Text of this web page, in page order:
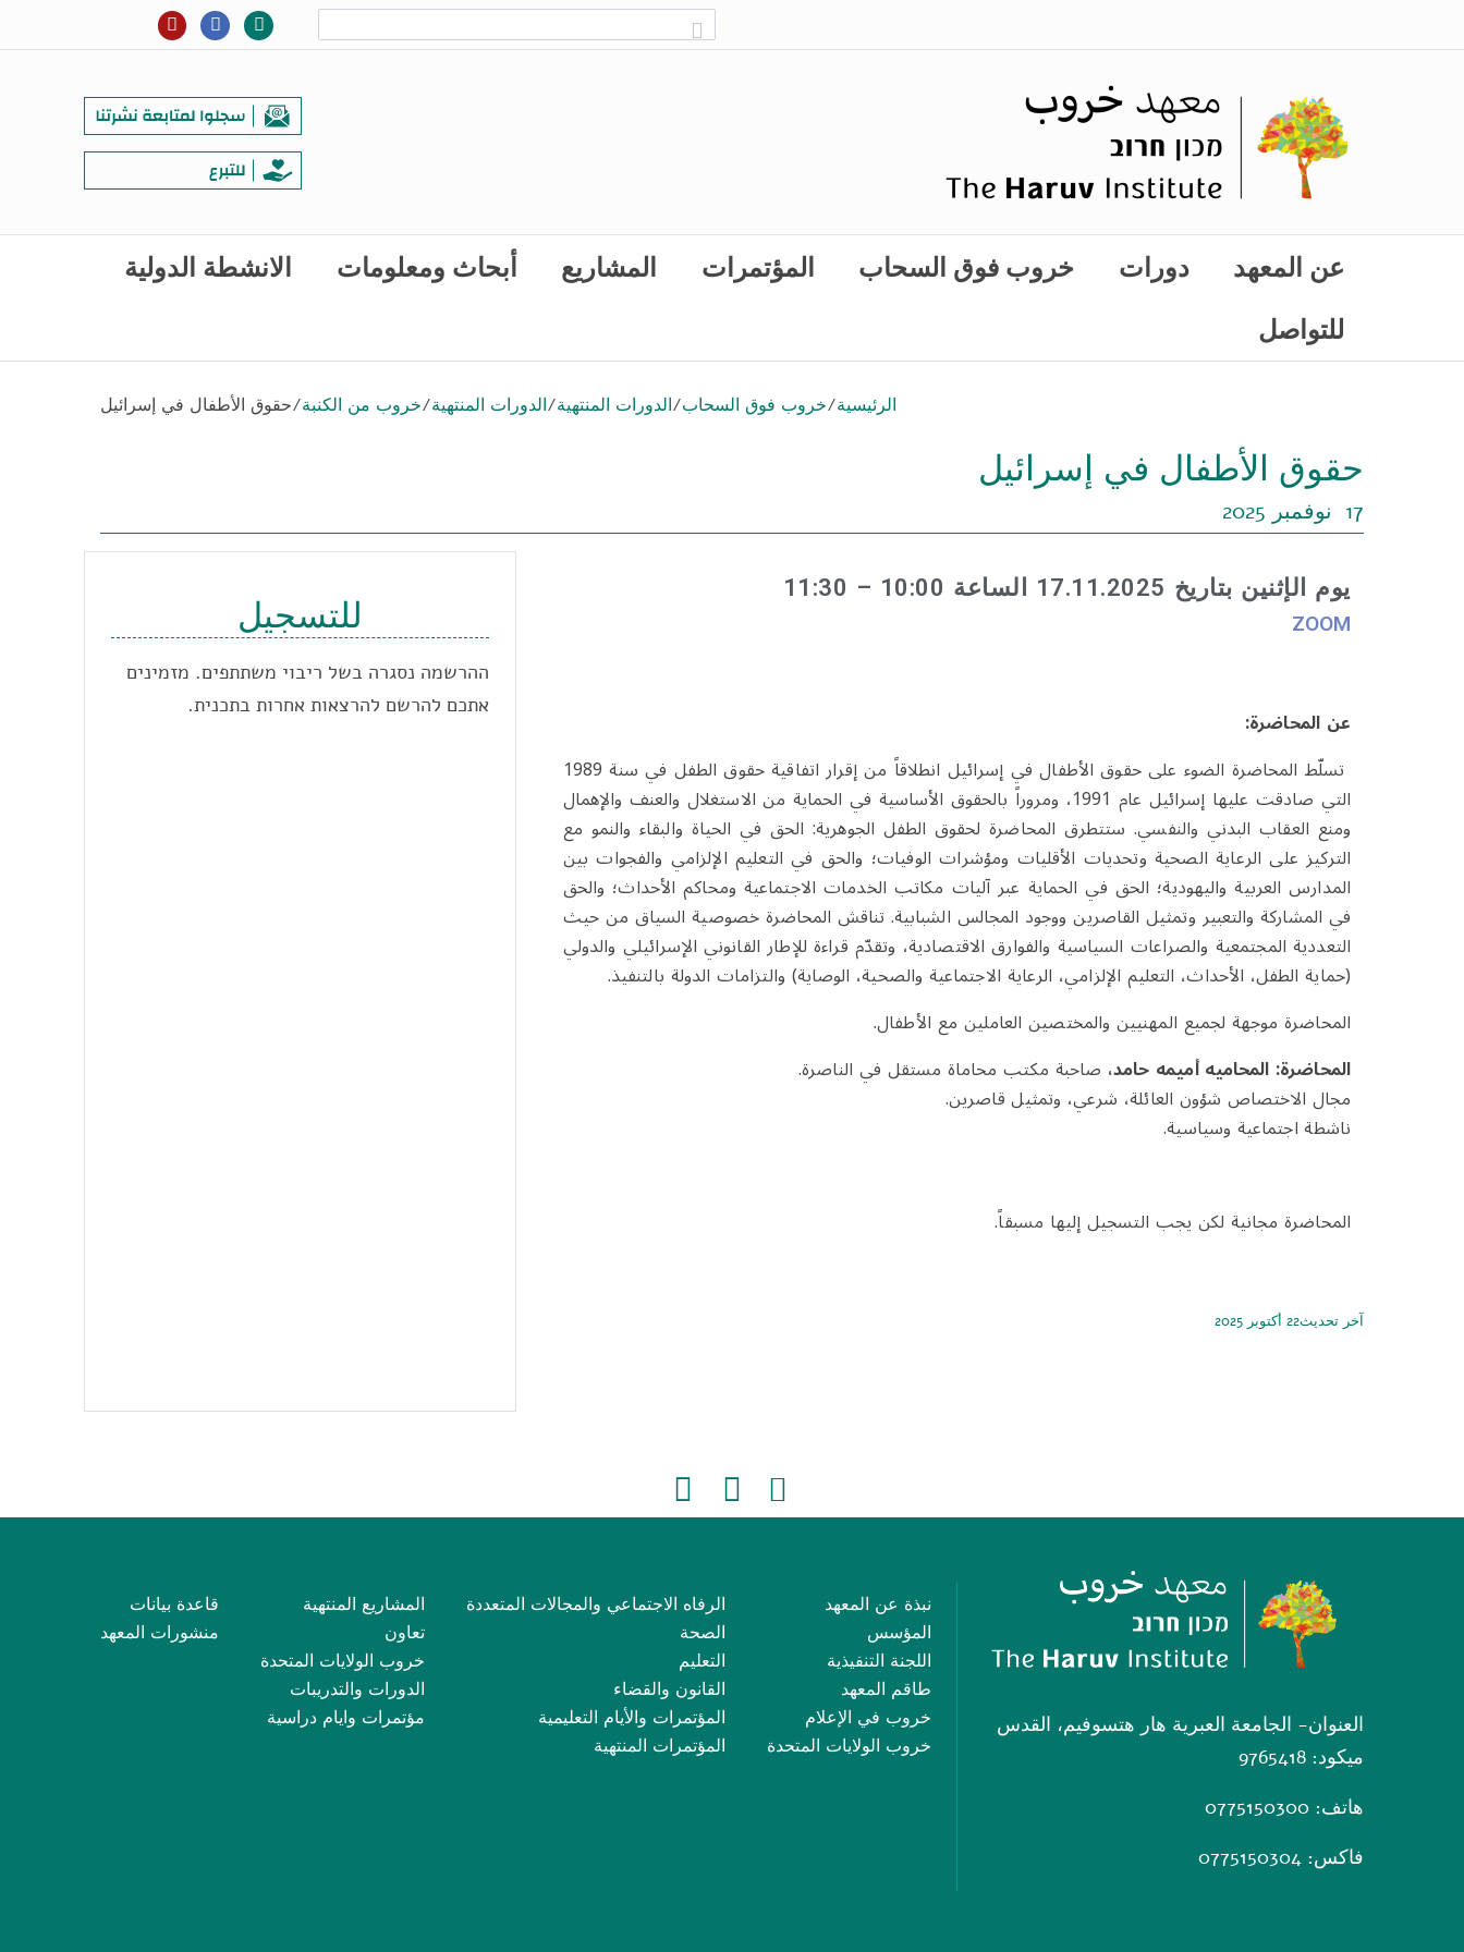
عن المعهد دورات خروب فوق السحاب المؤتمرات المشاريع أبحاث ومعلومات الانشطة الدولية
للتواصل
الرئيسية/خروب فوق السحاب/الدورات المنتهية/الدورات المنتهية/خروب من الكنبة/حقوق الأطفال في إسرائيل
حقوق الأطفال في إسرائيل
17 نوفمبر 2025
يوم الإثنين بتاريخ 17.11.2025 الساعة 10:00 – 11:30
ZOOM
عن المحاضرة:
تسلّط المحاضرة الضوء على حقوق الأطفال في إسرائيل انطلاقاً من إقرار اتفاقية حقوق الطفل في سنة 1989
التي صادقت عليها إسرائيل عام 1991، ومروراً بالحقوق الأساسية في الحماية من الاستغلال والعنف والإهمال
ومنع العقاب البدني والنفسي. ستتطرق المحاضرة لحقوق الطفل الجوهرية: الحق في الحياة والبقاء والنمو مع
التركيز على الرعاية الصحية وتحديات الأقليات ومؤشرات الوفيات؛ والحق في التعليم الإلزامي والفجوات بين
المدارس العربية واليهودية؛ الحق في الحماية عبر آليات مكاتب الخدمات الاجتماعية ومحاكم الأحداث؛ والحق
في المشاركة والتعبير وتمثيل القاصرين ووجود المجالس الشبابية. تناقش المحاضرة خصوصية السياق من حيث
التعددية المجتمعية والصراعات السياسية والفوارق الاقتصادية، وتقدّم قراءة للإطار القانوني الإسرائيلي والدولي
(حماية الطفل، الأحداث، التعليم الإلزامي، الرعاية الاجتماعية والصحية، الوصاية) والتزامات الدولة بالتنفيذ.
المحاضرة موجهة لجميع المهنيين والمختصين العاملين مع الأطفال.
المحاضرة: المحاميه أميمه حامد، صاحبة مكتب محاماة مستقل في الناصرة.
مجال الاختصاص شؤون العائلة، شرعي، وتمثيل قاصرين.
ناشطة اجتماعية وسياسية.
المحاضرة مجانية لكن يجب التسجيل إليها مسبقاً.
آخر تحديث22 أكتوبر 2025
للتسجيل
ההרשמה נסגרה בשל ריבוי משתתפים. מזמינים
אתכם להרשם להרצאות אחרות בתכנית.
العنوان- الجامعة العبرية هار هتسوفيم، القدس
ميكود: 9765418
هاتف: 0775150300
فاكس: 0775150304
نبذة عن المعهد
المؤسس
اللجنة التنفيذية
طاقم المعهد
خروب في الإعلام
خروب الولايات المتحدة
الرفاه الاجتماعي والمجالات المتعددة
الصحة
التعليم
القانون والقضاء
المؤتمرات والأيام التعليمية
المؤتمرات المنتهية
المشاريع المنتهية
تعاون
خروب الولايات المتحدة
الدورات والتدريبات
مؤتمرات وايام دراسية
قاعدة بيانات
منشورات المعهد